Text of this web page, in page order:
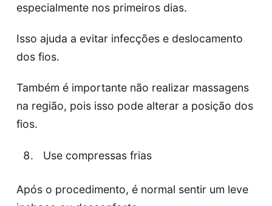
especialmente nos primeiros dias.
Isso ajuda a evitar infecções e deslocamento
dos fios.
Também é importante não realizar massagens
na região, pois isso pode alterar a posição dos
fios.
Use compressas frias
Após o procedimento, é normal sentir um leve